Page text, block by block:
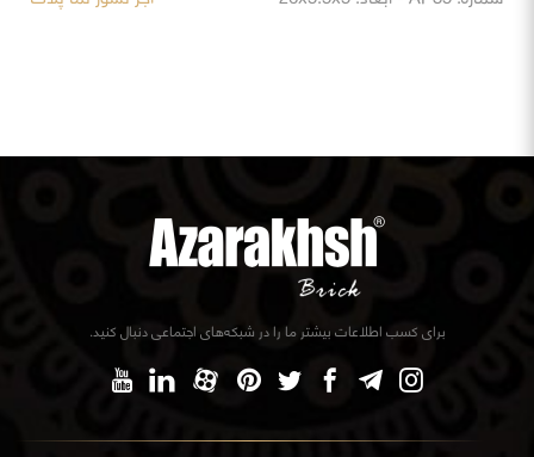
برای کسب اطلاعات بیشتر ما را در شبکه‌های اجتماعی دنبال کنید.